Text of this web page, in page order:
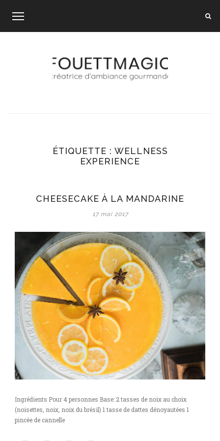
ÉTIQUETTE : WELLNESS
EXPERIENCE
CHEESECAKE À LA MANDARINE
17 mai 2017
Ingrédients Pour 4 personnes Base: 2 tasses de noix au choix
(noisettes, noix, noix du brésil) 1 tasse de dattes dénoyautées 1
pincée de cannelle